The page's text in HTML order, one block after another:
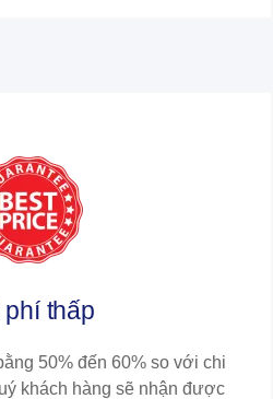
phí thấp
50% đến 60% so với chi
khách hàng sẽ nhận được